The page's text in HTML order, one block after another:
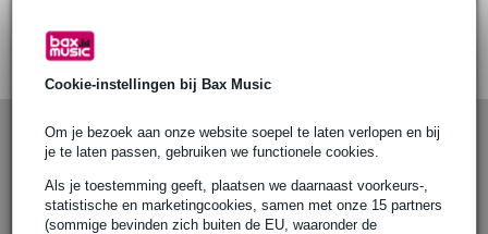
Cookie-instellingen bij Bax Music
Om je bezoek aan onze website soepel te laten verlopen en bij
je te laten passen, gebruiken we functionele cookies.
Als je toestemming geeft, plaatsen we daarnaast voorkeurs-,
statistische en marketingcookies, samen met onze 15 partners
(sommige bevinden zich buiten de EU, waaronder de
€ 729